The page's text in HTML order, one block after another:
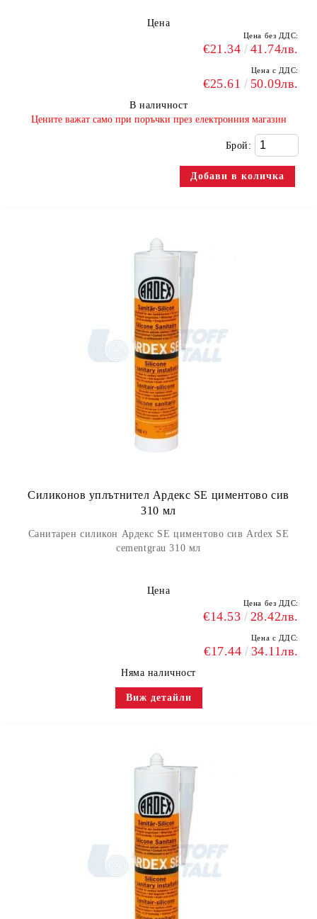
Цена
Цена без ДДС:
€21.34 41.74лв.
Цена с ДДС:
€25.61 50.09лв.
В наличност
​Цените важат само при поръчки през електронния магазин
Брой:
Силиконов уплътнител Ардекс SE циментово сив
310 мл
Санитарен силикон Ардекс SE циментово сив Ardex SE
cementgrau 310 мл
Цена
Цена без ДДС:
€14.53 28.42лв.
Цена с ДДС:
€17.44 34.11лв.
Няма наличност
Виж детайли